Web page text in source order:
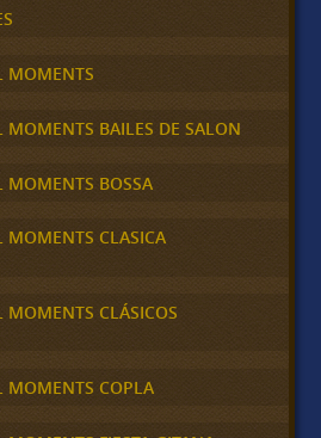
MOMENTS
MOMENTS BAILES DE SALON
MOMENTS BOSSA
MOMENTS CLASICA
MOMENTS CLÁSICOS
MOMENTS COPLA